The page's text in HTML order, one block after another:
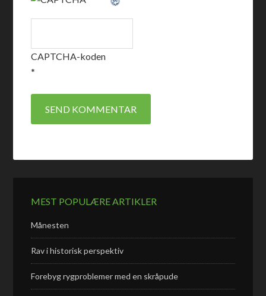
CAPTCHA-koden
*
MEST POPULÆRE ARTIKLER
Månesten
Rav i historisk perspektiv
Forebyg rygproblemer med en skråpude